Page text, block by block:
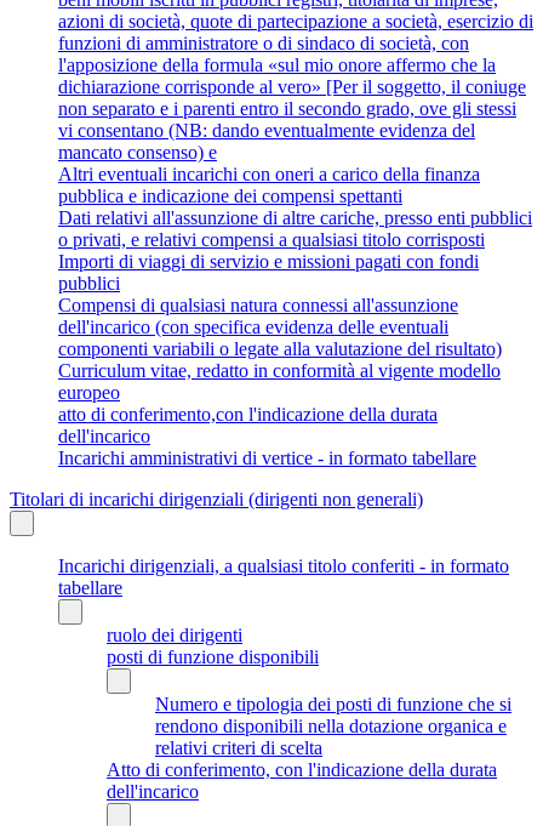
azioni di società, quote di partecipazione a società, esercizio di
funzioni di amministratore o di sindaco di società, con
l'apposizione della formula «sul mio onore affermo che la
dichiarazione corrisponde al vero» [Per il soggetto, il coniuge
non separato e i parenti entro il secondo grado, ove gli stessi
vi consentano (NB: dando eventualmente evidenza del
mancato consenso) e
Altri eventuali incarichi con oneri a carico della finanza
pubblica e indicazione dei compensi spettanti
Dati relativi all'assunzione di altre cariche, presso enti pubblici
o privati, e relativi compensi a qualsiasi titolo corrisposti
Importi di viaggi di servizio e missioni pagati con fondi
pubblici
Compensi di qualsiasi natura connessi all'assunzione
dell'incarico (con specifica evidenza delle eventuali
componenti variabili o legate alla valutazione del risultato)
Curriculum vitae, redatto in conformità al vigente modello
europeo
atto di conferimento,con l'indicazione della durata
dell'incarico
Incarichi amministrativi di vertice - in formato tabellare
Titolari di incarichi dirigenziali (dirigenti non generali)
Incarichi dirigenziali, a qualsiasi titolo conferiti - in formato
tabellare
ruolo dei dirigenti
posti di funzione disponibili
Numero e tipologia dei posti di funzione che si
rendono disponibili nella dotazione organica e
relativi criteri di scelta
Atto di conferimento, con l'indicazione della durata
dell'incarico